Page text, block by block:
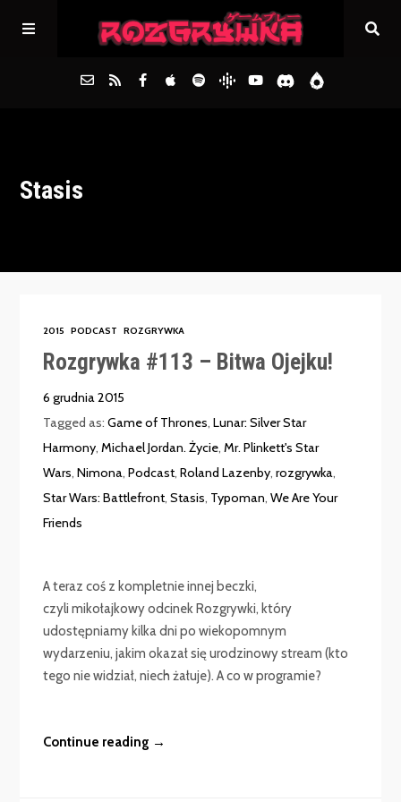
Archiwum
Stasis
2015 PODCAST ROZGRYWKA
Rozgrywka #113 – Bitwa Ojejku!
6 grudnia 2015
Tagged as:Game of Thrones,Lunar: Silver Star
Harmony,Michael Jordan. Życie,Mr. Plinkett's Star
Wars,Nimona,Podcast,Roland Lazenby,rozgrywka,
Star Wars: Battlefront,Stasis, Typoman,We Are Your
Friends
A teraz coś z kompletnie innej beczki,
czyli mikołajkowy odcinek Rozgrywki, który
udostępniamy kilka dni po wiekopomnym
wydarzeniu, jakim okazał się urodzinowy stream (kto
tego nie widział, niech żałuje). A co w programie?
Continue reading →